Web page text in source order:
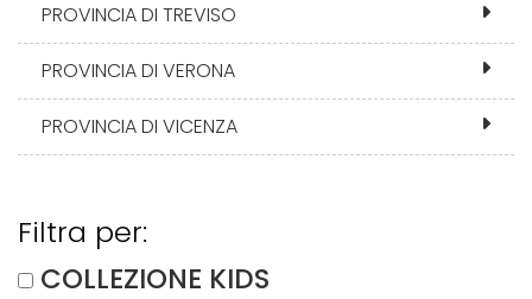
PROVINCIA DI TREVISO
PROVINCIA DI VERONA
PROVINCIA DI VICENZA
Filtra per:
COLLEZIONE KIDS